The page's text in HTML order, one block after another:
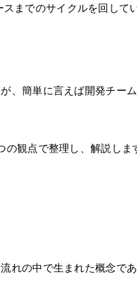
までのサイクルを回して
、簡単に言えば開発チー
観点で整理し、解説しま
れの中で生まれた概念で